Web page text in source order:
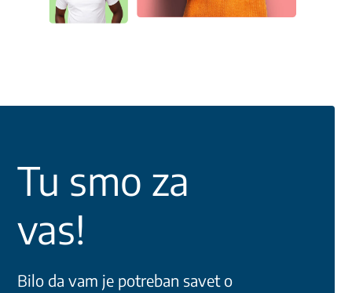
Tu smo za
vas!
Bilo da vam je potreban savet o